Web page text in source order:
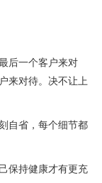
后一个客户来对
来对待。决不让上
自省，每个细节都
保持健康才有更充